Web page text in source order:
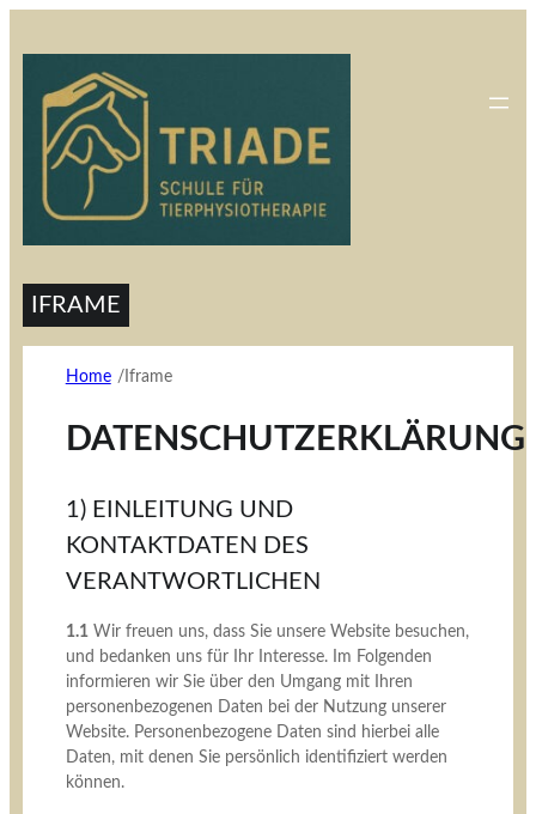
IFRAME
Home / Iframe
DATENSCHUTZERKLÄRUNG
1) EINLEITUNG UND
KONTAKTDATEN DES
VERANTWORTLICHEN
1.1 Wir freuen uns, dass Sie unsere Website besuchen,
und bedanken uns für Ihr Interesse. Im Folgenden
informieren wir Sie über den Umgang mit Ihren
personenbezogenen Daten bei der Nutzung unserer
Website. Personenbezogene Daten sind hierbei alle
Daten, mit denen Sie persönlich identifiziert werden
können.